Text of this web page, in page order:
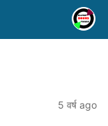
5 वर्ष ago